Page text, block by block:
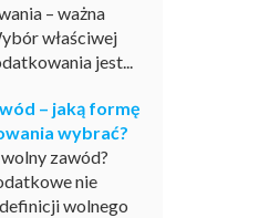
– ważna
właściwej
jest...
– jaką formę
wybrać?
zawód?
nie
wolnego